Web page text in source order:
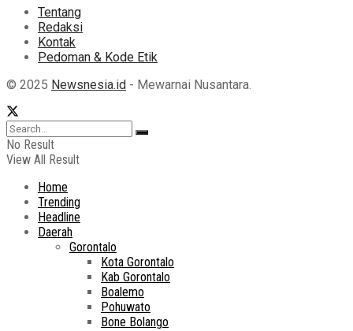
Tentang
Redaksi
Kontak
Pedoman & Kode Etik
© 2025 Newsnesia.id - Mewarnai Nusantara.
No Result
View All Result
Home
Trending
Headline
Daerah
Gorontalo
Kota Gorontalo
Kab Gorontalo
Boalemo
Pohuwato
Bone Bolango